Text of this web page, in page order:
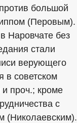
большой
(Перовым).
Наровчате без
стали
верующего
в советском
проч.; кроме
с
(Николаевским).